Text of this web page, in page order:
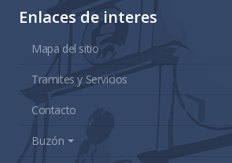
Enlaces de interes
Mapa del sitio
Tramites y Servicios
Contacto
Buzón